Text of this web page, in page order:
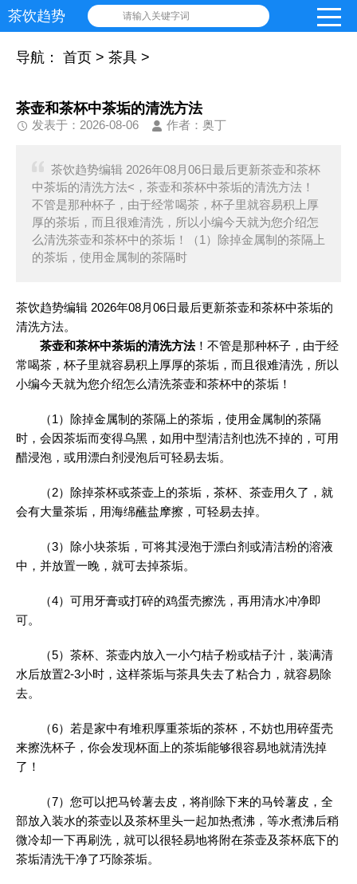
茶饮趋势 请输入关键字词
导航： 首页 > 茶具 >
茶壶和茶杯中茶垢的清洗方法
发表于：2026-08-06 作者：奥丁
茶饮趋势编辑 2026年08月06日最后更新茶壶和茶杯
中茶垢的清洗方法<，茶壶和茶杯中茶垢的清洗方法！
不管是那种杯子，由于经常喝茶，杯子里就容易积上厚
厚的茶垢，而且很难清洗，所以小编今天就为您介绍怎
么清洗茶壶和茶杯中的茶垢！（1）除掉金属制的茶隔上
的茶垢，使用金属制的茶隔时
茶饮趋势编辑 2026年08月06日最后更新茶壶和茶杯中茶垢的
清洗方法。
茶壶和茶杯中茶垢的清洗方法！不管是那种杯子，由于经
常喝茶，杯子里就容易积上厚厚的茶垢，而且很难清洗，所以
小编今天就为您介绍怎么清洗茶壶和茶杯中的茶垢！
（1）除掉金属制的茶隔上的茶垢，使用金属制的茶隔
时，会因茶垢而变得乌黑，如用中型清洁剂也洗不掉的，可用
醋浸泡，或用漂白剂浸泡后可轻易去垢。
（2）除掉茶杯或茶壶上的茶垢，茶杯、茶壶用久了，就
会有大量茶垢，用海绵蘸盐摩擦，可轻易去掉。
（3）除小块茶垢，可将其浸泡于漂白剂或清洁粉的溶液
中，并放置一晚，就可去掉茶垢。
（4）可用牙膏或打碎的鸡蛋壳擦洗，再用清水冲净即
可。
（5）茶杯、茶壶内放入一小勺桔子粉或桔子汁，装满清
水后放置2-3小时，这样茶垢与茶具失去了粘合力，就容易除
去。
（6）若是家中有堆积厚重茶垢的茶杯，不妨也用碎蛋壳
来擦洗杯子，你会发现杯面上的茶垢能够很容易地就清洗掉
了！
（7）您可以把马铃薯去皮，将削除下来的马铃薯皮，全
部放入装水的茶壶以及茶杯里头一起加热煮沸，等水煮沸后稍
微冷却一下再刷洗，就可以很轻易地将附在茶壶及茶杯底下的
茶垢清洗干净了巧除茶垢。